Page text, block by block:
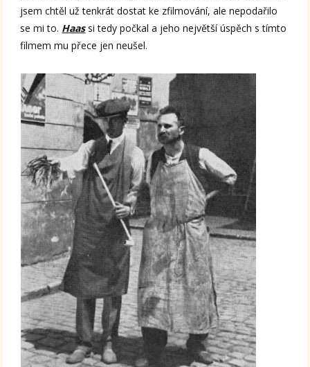
jsem chtěl už tenkrát dostat ke zfilmování, ale nepodařilo
se mi to. Haassi tedy počkal a jeho největší úspěch s tímto
filmem mu přece jen neušel.